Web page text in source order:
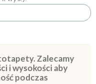
Zalecamy
i wysokości aby
podczas